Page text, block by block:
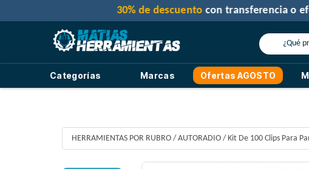
Categorías Marcas Ofertas AGOSTO
HERRAMIENTAS POR RUBRO / AUTORADIO / Kit De 100 Clips Para